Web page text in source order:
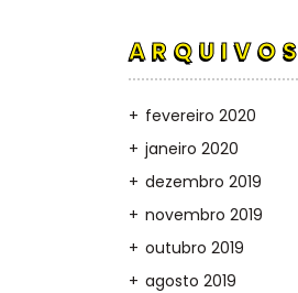
ARQUIVOS
fevereiro 2020
janeiro 2020
dezembro 2019
novembro 2019
outubro 2019
agosto 2019